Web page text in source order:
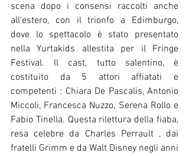
scena dopo i consensi raccolti anche
all'estero, con il trionfo a Edimburgo,
dove lo spettacolo è stato presentato
nella Yurtakids allestita per il Fringe
Festival. Il cast, tutto salentino, è
costituito da 5 attori affiatati e
competenti : Chiara De Pascalis, Antonio
Miccoli, Francesca Nuzzo, Serena Rollo e
Fabio Tinella. Questa rilettura della fiaba,
resa celebre da Charles Perrault , dai
fratelli Grimm e da Walt Disney negli anni